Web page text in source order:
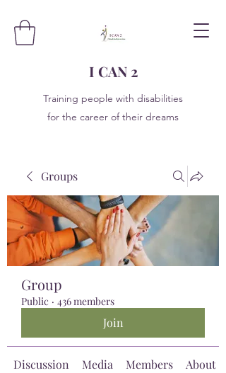
I CAN 2
Training people with disabilities
for the career of their dreams
Groups
Group
Public · 436 members
Join
Discussion Media Members About